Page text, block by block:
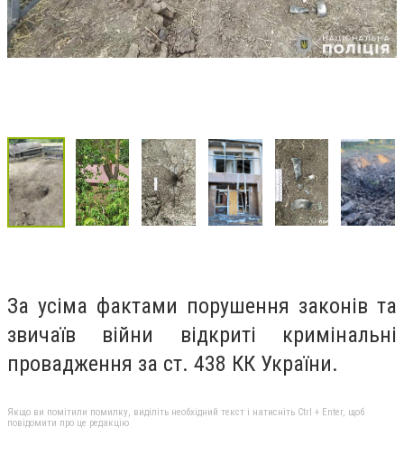
За усіма фактами порушення законів та
звичаїв війни відкриті кримінальні
провадження за ст. 438 КК України.
Якщо ви помітили помилку, виділіть необхідний текст і натисніть Ctrl + Enter, щоб
повідомити про це редакцію